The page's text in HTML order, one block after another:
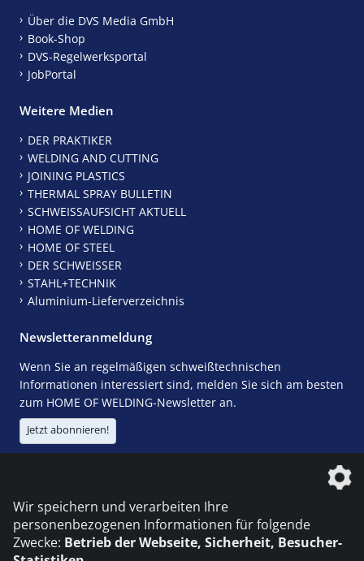
Über die DVS Media GmbH
Book-Shop
DVS-Regelwerksportal
JobPortal
Weitere Medien
DER PRAKTIKER
WELDING AND CUTTING
JOINING PLASTICS
THERMAL SPRAY BULLETIN
SCHWEISSAUFSICHT AKTUELL
HOME OF WELDING
HOME OF STEEL
DER SCHWEISSER
STAHL+TECHNIK
Aluminium-Lieferverzeichnis
Newsletteranmeldung
Wenn Sie an regelmäßigen schweißtechnischen
Informationen interessiert sind, melden Sie sich am besten
zum HOME OF WELDING-Newsletter an.
Jetzt abonnieren!
Wir speichern und verarbeiten Ihre
personenbezogenen Informationen für folgende
Zwecke: Betrieb der Webseite, Sicherheit, Besucher-